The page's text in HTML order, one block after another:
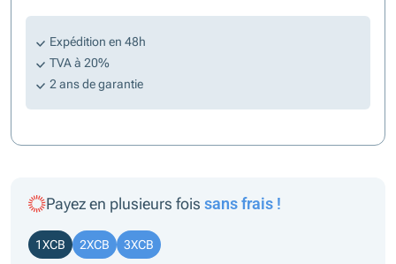
Expédition en 48h
TVA à 20%
2 ans de garantie
Payez en plusieurs fois sans frais !
1XCB 2XCB 3XCB